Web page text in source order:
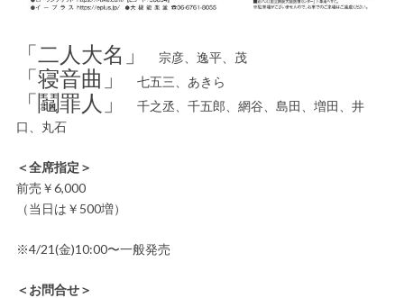
「二人大名」 宗彦、逸平、茂
「寝音曲」 七五三、あきら
「鬮罪人」
千之丞、千五郎、網谷、島田、増田、井
口、丸石
＜全席指定＞
前売￥6,000
（当日は￥500増）
※4/21(金)10:00〜一般発売
＜お問合せ＞